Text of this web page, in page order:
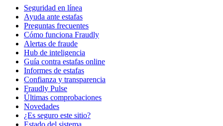
Seguridad en línea
Ayuda ante estafas
Preguntas frecuentes
Cómo funciona Fraudly
Alertas de fraude
Hub de inteligencia
Guía contra estafas online
Informes de estafas
Confianza y transparencia
Fraudly Pulse
Últimas comprobaciones
Novedades
¿Es seguro este sitio?